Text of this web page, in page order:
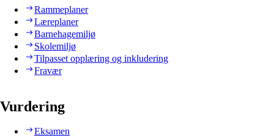
Rammeplaner
Læreplaner
Barnehagemiljø
Skolemiljø
Tilpasset opplæring og inkludering
Fravær
Vurdering
Eksamen